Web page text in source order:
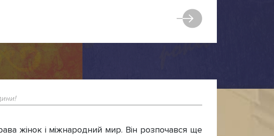
жінок і міжнародний мир. Він розпочався ще